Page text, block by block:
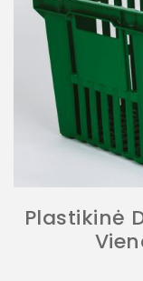
Plastikinė